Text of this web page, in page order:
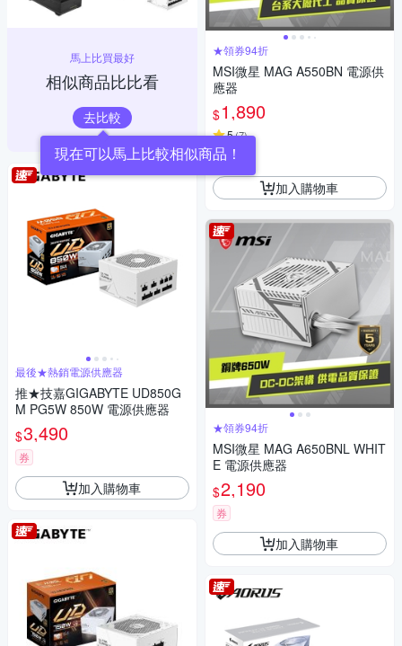
馬上比買最好
相似商品比比看
去比較
現在可以馬上比較相似商品！
最後★熱銷電源供應器
推★技嘉GIGABYTE UD850G
M PG5W 850W 電源供應器
$3,490
券
加入購物車
★領券94折
MSI微星 MAG A550BN 電源供
應器
$1,890
5(7)
券
加入購物車
★領券94折
MSI微星 MAG A650BNL WHIT
E 電源供應器
$2,190
券
加入購物車